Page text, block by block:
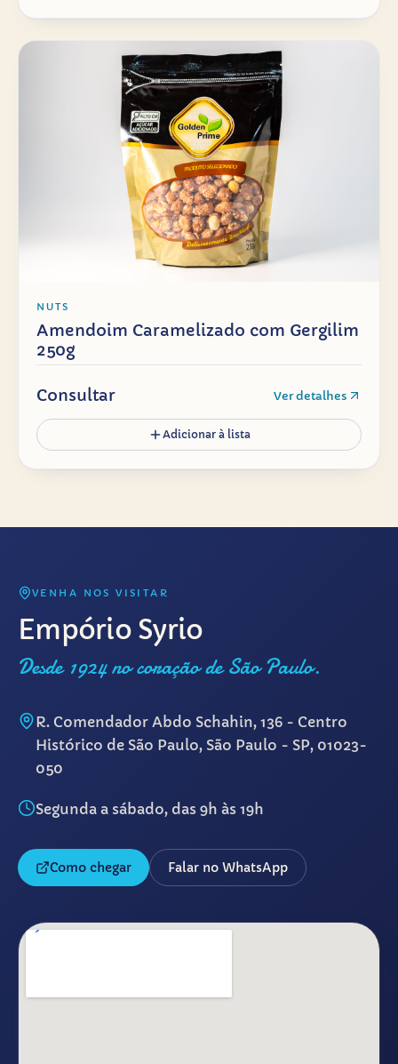
NUTS
Amendoim Caramelizado com Gergilim
250g
Consultar Ver detalhes
Adicionar à lista
VENHA NOS VISITAR
Empório Syrio
Desde 1924 no coração de São Paulo.
R. Comendador Abdo Schahin, 136 - Centro
Histórico de São Paulo, São Paulo - SP, 01023-
050
Segunda a sábado, das 9h às 19h
Como chegar Falar no WhatsApp